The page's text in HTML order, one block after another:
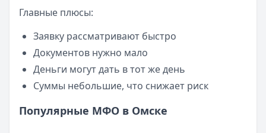
Смс о «одобренном займе» от Bigmani Ru: как
Опубликовано:23 ноября 2025 г.
Категория:МФО
Читать новость
Все новости
Главные плюсы:
Заявку рассматривают быстро
Документов нужно мало
Деньги могут дать в тот же день
Суммы небольшие, что снижает риск
Популярные МФО в Омске